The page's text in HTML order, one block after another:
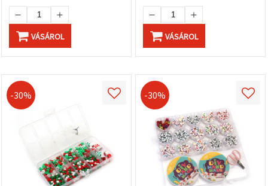
VÁSÁROL VÁSÁROL
-30% -30%